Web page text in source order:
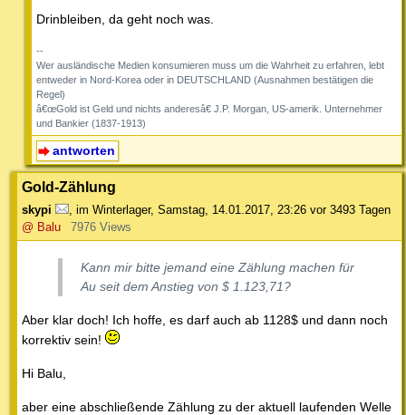
Drinbleiben, da geht noch was.
--
Wer ausländische Medien konsumieren muss um die Wahrheit zu erfahren, lebt
entweder in Nord-Korea oder in DEUTSCHLAND (Ausnahmen bestätigen die
Regel)
â€œGold ist Geld und nichts anderesâ€ J.P. Morgan, US-amerik. Unternehmer
und Bankier (1837-1913)
antworten
Gold-Zählung
skypi im Winterlager, Samstag, 14.01.2017, 23:26 vor 3493 Tagen
@ Balu
7976 Views
Kann mir bitte jemand eine Zählung machen für
Au seit dem Anstieg von $ 1.123,71?
Aber klar doch! Ich hoffe, es darf auch ab 1128$ und dann noch
korrektiv sein!
Hi Balu,
aber eine abschließende Zählung zu der aktuell laufenden Welle